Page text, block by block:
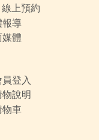
線上預約
報導
媒體
員登入
物說明
物車